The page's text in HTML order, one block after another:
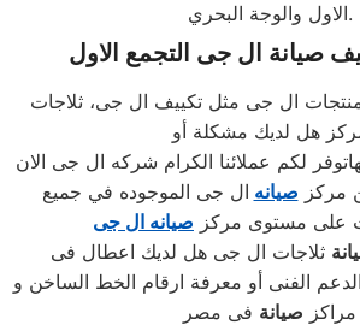
الاول والوجة البحري.
صيانة ال جى التجمع الاول
ال جى مثل تكييف ال جى، ثلاجات
هل لديك مشكلة أو
لكم عملائنا الكرام شركه ال جى الان
مركز صيانه ال جى الموجوده في جميع
على مستوى مركز صيانه ال جى
ثلاجات ال جى هل لديك اعطال فى
الفنى أو معرفة ارقام الخط الساخن و
مراكز صيانة فى مصر